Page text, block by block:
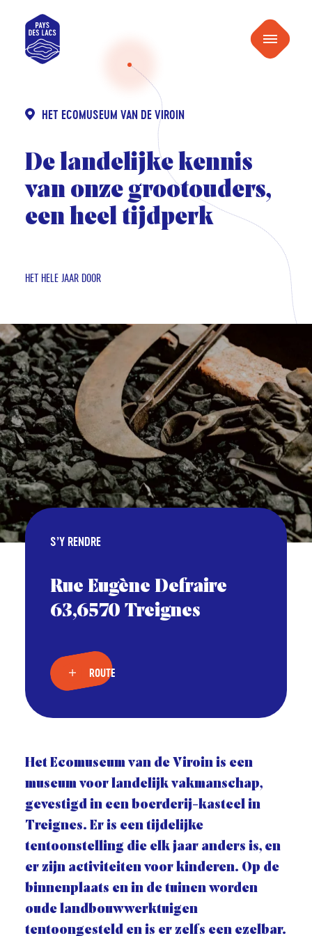
Pays
des
Menu
HET ECOMUSEUM VAN DE VIROIN
De landelijke kennis
van onze grootouders,
een heel tijdperk
HET HELE JAAR DOOR
S’Y RENDRE
Rue Eugène Defraire
63,6570 Treignes
ROUTE
Het Ecomuseum van de Viroin is een
museum voor landelijk vakmanschap,
gevestigd in een boerderij-kasteel in
Treignes. Er is een tijdelijke
tentoonstelling die elk jaar anders is, en
er zijn activiteiten voor kinderen. Op de
binnenplaats en in de tuinen worden
oude landbouwwerktuigen
tentoongesteld en is er zelfs een ezelbar.